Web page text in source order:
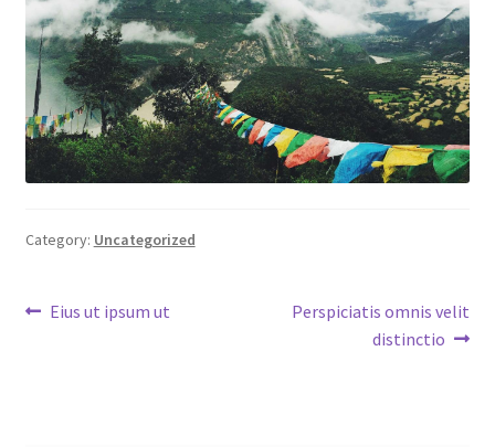
Category: Uncategorized
Post
Previous
Eius ut ipsum ut
Next
Perspiciatis omnis velit
distinctio